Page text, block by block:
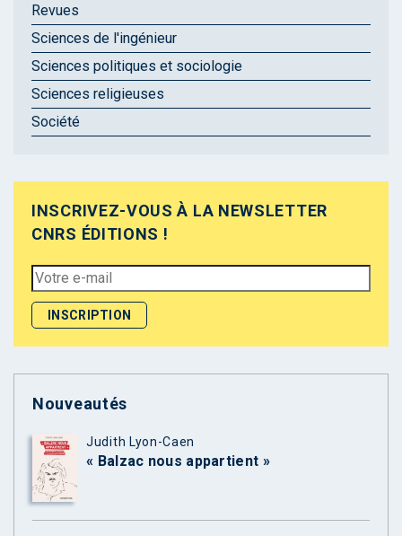
Revues
Sciences de l'ingénieur
Sciences politiques et sociologie
Sciences religieuses
Société
INSCRIVEZ-VOUS À LA NEWSLETTER
CNRS ÉDITIONS !
Nouveautés
Judith Lyon-Caen
« Balzac nous appartient »